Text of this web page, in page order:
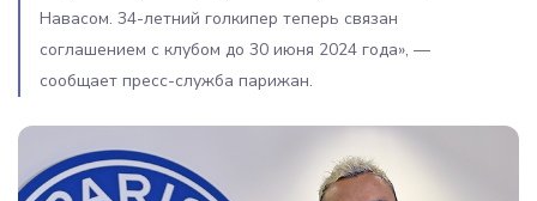
Навасом. 34-летний голкипер теперь связан
соглашением с клубом до 30 июня 2024 года», —
сообщает пресс-служба парижан.